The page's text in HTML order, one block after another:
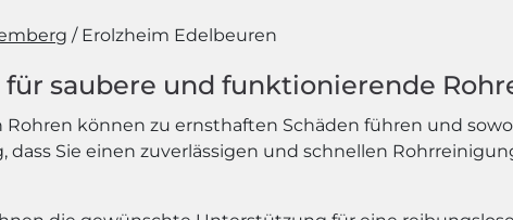
Erolzheim Edelbeuren
saubere und funktionierende
können zu ernsthaften Schäden führen und
dass Sie einen zuverlässigen und schnellen